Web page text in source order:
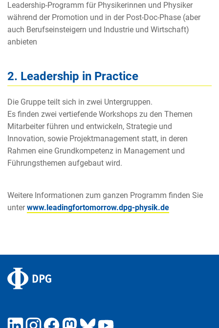
Leadership-Programm für Physikerinnen und Physiker
während der Promotion und in der Post-Doc-Phase (aber
auch Berufseinsteigern und Industrie und Wirtschaft)
anbieten
2. Leadership in Practice
Die Gruppe teilt sich in zwei Untergruppen.
Es finden zwei vertiefende Workshops zu den Themen
Mitarbeiter führen und entwickeln, Strategie und
Innovation, sowie Projektmanagement statt, in deren
Rahmen eine Grundkompetenz in Management und
Führungsthemen aufgebaut wird.
Weitere Informationen zum ganzen Programm finden Sie
unterwww.leadingfortomorrow.dpg-physik.de